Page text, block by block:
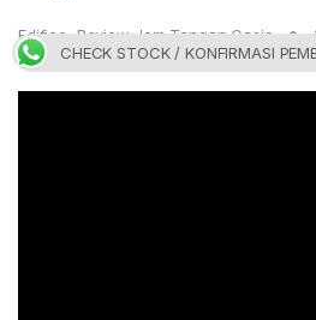
Edifice,Review Jam Tangan Casio
CHECK STOCK / KONFIRMASI